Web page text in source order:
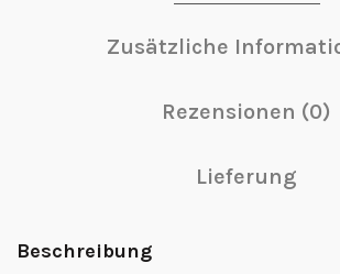
Zusätzliche
Rezensionen (0)
Lieferung
Beschreibung